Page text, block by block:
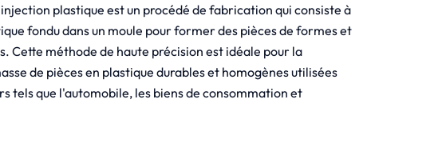
plastique est un procédé de fabrication qui consiste à
fondu dans un moule pour former des pièces de formes et
Cette méthode de haute précision est idéale pour la
de pièces en plastique durables et homogènes utilisées
tels que l'automobile, les biens de consommation et